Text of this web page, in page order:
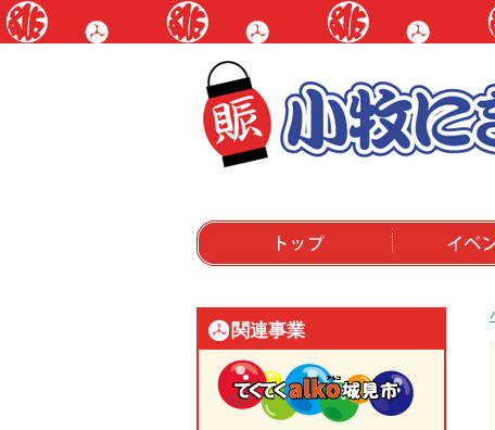
トップ イベントにつ
関連事業